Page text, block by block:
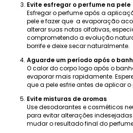
Evite esfregar o perfume na pele
Esfregar o perfume após a
pele e fazer que a evaporação
alterar suas notas olfativas,
comprometendo a evolução
borrife e deixe secar naturalmente.
Aguarde um período após o
O calor do corpo logo após o
evaporar mais rapidamente.
que a pele esfrie antes de aplicar o
Evite misturas ​​de aromas
Use desodorantes e cosméticos
para evitar alterações
mudar o resultado final do